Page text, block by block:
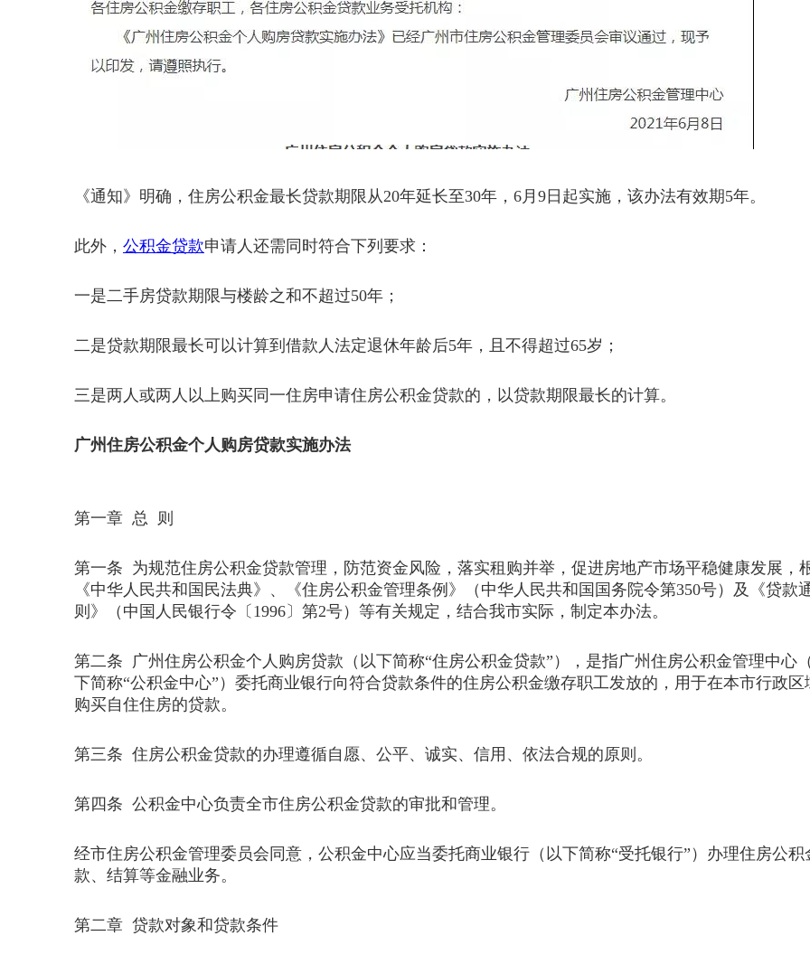
《通知》明确，住房公积金最长贷款期限从20年延长至30年，6月9日起实施，该办法有效期5年。
此外， 公积金贷款申请人还需同时符合下列要求：
一是二手房贷款期限与楼龄之和不超过50年；
二是贷款期限最长可以计算到借款人法定退休年龄后5年，且不得超过65岁；
三是两人或两人以上购买同一住房申请住房公积金贷款的，以贷款期限最长的计算。
广州住房公积金个人购房贷款实施办法
第一章 总 则
第一条 为规范住房公积金贷款管理，防范资金风险，落实租购并举，促进房地产市场平稳健康发展，
《中华人民共和国民法典》、《住房公积金管理条例》（中华人民共和国国务院令第350号）及《贷款
则》（中国人民银行令〔1996〕第2号）等有关规定，结合我市实际，制定本办法。
第二条 广州住房公积金个人购房贷款（以下简称“住房公积金贷款”），是指广州住房公积金管理中心
下简称“公积金中心”）委托商业银行向符合贷款条件的住房公积金缴存职工发放的，用于在本市行政区
购买自住住房的贷款。
第三条 住房公积金贷款的办理遵循自愿、公平、诚实、信用、依法合规的原则。
第四条 公积金中心负责全市住房公积金贷款的审批和管理。
经市住房公积金管理委员会同意，公积金中心应当委托商业银行（以下简称“受托银行”）办理住房公积
款、结算等金融业务。
第二章 贷款对象和贷款条件